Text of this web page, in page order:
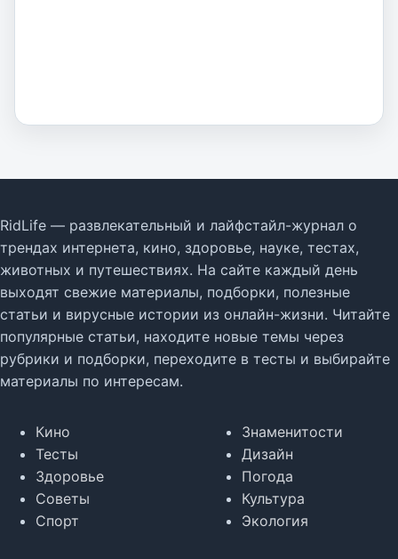
RidLife — развлекательный и лайфстайл-журнал о
трендах интернета, кино, здоровье, науке, тестах,
животных и путешествиях. На сайте каждый день
выходят свежие материалы, подборки, полезные
статьи и вирусные истории из онлайн-жизни. Читайте
популярные статьи, находите новые темы через
рубрики и подборки, переходите в тесты и выбирайте
материалы по интересам.
Кино
Тесты
Здоровье
Советы
Спорт
Знаменитости
Дизайн
Погода
Культура
Экология